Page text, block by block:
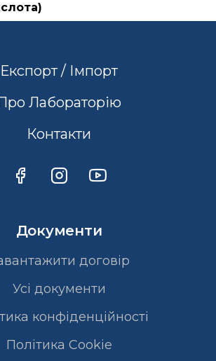
Експорт / Імпорт
Лабораторію
Контакти
Документи
договір
Усі документи
конфіденційності
Полiтика Cookie